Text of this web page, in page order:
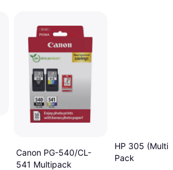
Canon PG-540/CL-
541 Multipack
HP 305
Pack